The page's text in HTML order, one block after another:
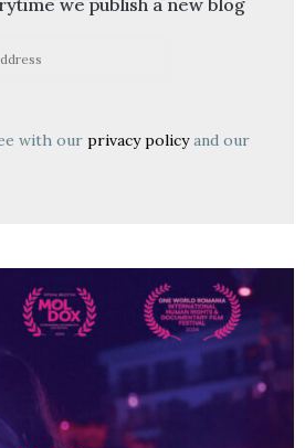
we publish a new blog
with our privacy policyand our